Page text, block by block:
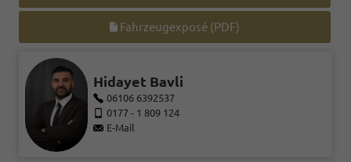
Fahrzeugexposé (PDF)
Hidayet Bavli
06106 6392537
0177 - 1 809 124
E-Mail